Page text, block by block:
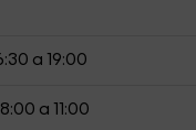
a 19:00
a 11:00